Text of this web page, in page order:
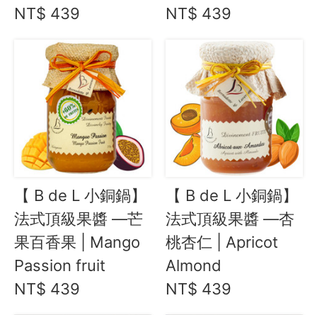
NT$ 439
NT$ 439
【 B de L 小銅鍋】
法式頂級果醬 —芒
果百香果 | Mango
Passion fruit
NT$ 439
【 B de L 小銅鍋】
法式頂級果醬 —杏
桃杏仁 | Apricot
Almond
NT$ 439